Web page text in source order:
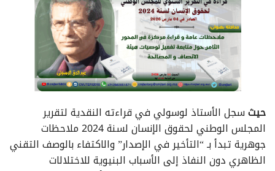
حيثسجل الأستاذ لوسولي في قراءته النقدية لتقرير
المجلس الوطني لحقوق الإنسان لسنة 2024 ملاحظات
جوهرية تبدأ بـ “التأخير في الإصدار” والاكتفاء بالوصف التقني
الظاهري دون النفاذ إلى الأسباب البنيوية للاختلالات